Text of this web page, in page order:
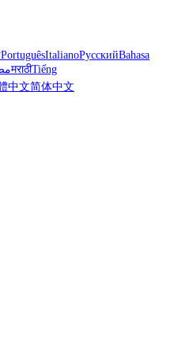
PortuguêsItalianoРусскийBahasa
मराठीTiếng
中文简体中文